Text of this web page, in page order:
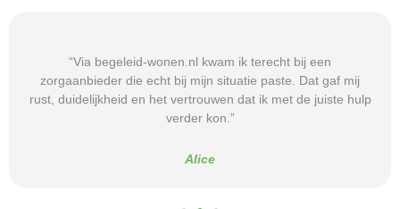
“Via begeleid-wonen.nl kwam ik terecht bij een
zorgaanbieder die echt bij mijn situatie paste. Dat gaf mij
rust, duidelijkheid en het vertrouwen dat ik met de juiste hulp
verder kon.”
Alice